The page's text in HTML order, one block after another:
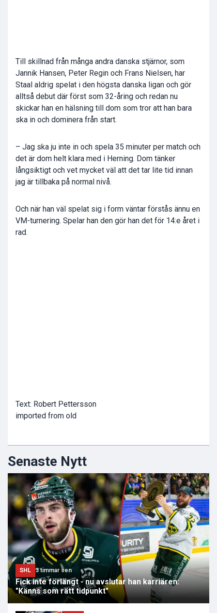
Till skillnad från många andra danska stjärnor, som
Jannik Hansen, Peter Regin och Frans Nielsen, har
Staal aldrig spelat i den högsta danska ligan och gör
alltså debut där först som 32-åring och redan nu
skickar han en hälsning till dom som tror att han bara
ska in och dominera från start.
– Jag ska ju inte in och spela 35 minuter per match och
det är dom helt klara med i Herning. Dom tänker
långsiktigt och vet mycket väl att det tar lite tid innan
jag är tillbaka på normal nivå.
Och när han väl spelat sig i form väntar förstås ännu en
VM-turnering. Spelar han den gör han det för 14:e året i
rad.
Text: Robert Pettersson
imported from old
Senaste Nytt
SHL 3 timmar sen
Fick inte förlängt - nu avslutar han karriären:
"Känns som rätt tidpunkt"